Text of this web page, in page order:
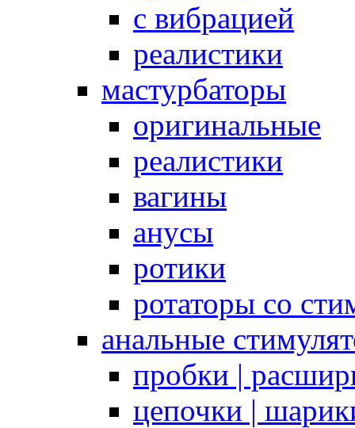
с вибрацией
реалистики
мастурбаторы
оригинальные
реалистики
вагины
анусы
ротики
ротаторы со
анальные
пробки |
цепочки |